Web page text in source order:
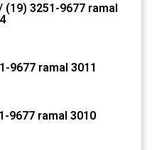
(19) 3251-9677 ramal
9677 ramal 3011
9677 ramal 3010